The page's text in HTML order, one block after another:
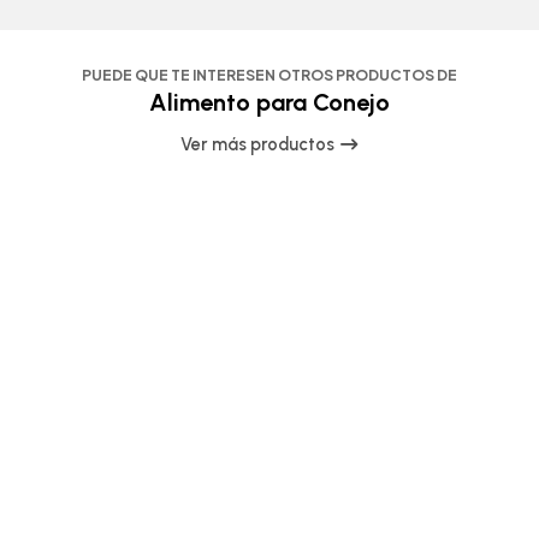
PUEDE QUE TE INTERESEN OTROS PRODUCTOS DE
Alimento para Conejo
Ver más productos